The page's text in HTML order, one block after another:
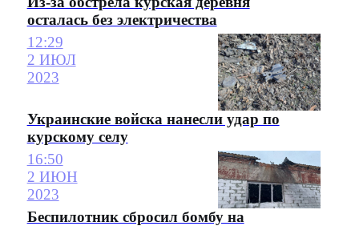
осталась без электричества
12:29
2 ИЮЛ
2023
Украинские войска нанесли удар по
курскому селу
16:50
2 ИЮН
2023
Беспилотник сбросил бомбу на